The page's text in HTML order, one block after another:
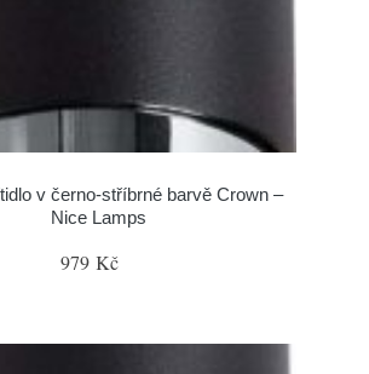
v černo-stříbrné barvě Crown –
Nice Lamps
979 Kč